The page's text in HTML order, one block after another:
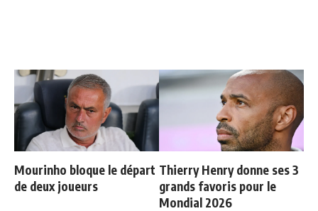
Mourinho bloque le départ
de deux joueurs
Thierry Henry donne ses 3
grands favoris pour le
Mondial 2026